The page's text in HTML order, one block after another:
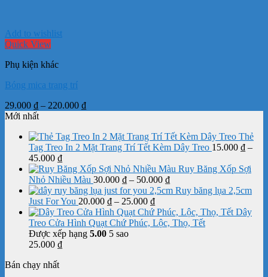
Add to wishlist
Quick View
Phụ kiện khác
Bóng mica trang trí
29.000 ₫ – 220.000 ₫Khoảng
29.000 ₫
đến
Mới nhất
Thẻ
Tag Treo In 2 Mặt Trang Trí Tết Kèm Dây Treo 15.000 ₫ –
45.000 ₫Khoảng
giá:
từ
15.000 ₫
đến
45.000 ₫
Ruy Băng Xốp Sợi
Nhỏ Nhiều Màu 30.000 ₫ – 50.000 ₫Khoảng
giá:
30.000 ₫
đến
Ruy băng lụa 2,5cm
Just For You 20.000 ₫ – 25.000 ₫Khoảng
giá:
từ
Dây
Treo Cửa Hình Quạt Chứ Phúc, Lộc, Thọ, Tết
Được xếp hạng 5.00 5 sao
25.000 ₫
Bán chạy nhất